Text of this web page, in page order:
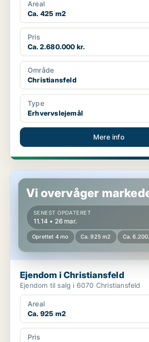
Areal
Ca. 425 m2
Pris
Ca. 2.680.000 kr.
Område
Christiansfeld
Type
Erhvervslejemål
Mere info
Ejendom i Christiansfeld
Vi overvåger
SENEST OPDATERET
11.14 • 26 mar.
Oprettet 4 mo Ca. 925 m2 Ca.
Ejendom i Christiansfeld
Ejendom til salg i 6070 Christiansfeld
Areal
Ca. 925 m2
Pris